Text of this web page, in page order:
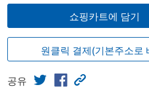
쇼핑카트에 담기
원클릭 결제(기본주소로
공유